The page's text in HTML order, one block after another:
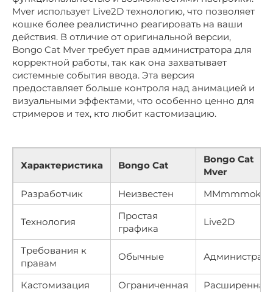
Mver использует Live2D технологию, что позволяет
кошке более реалистично реагировать на ваши
действия. В отличие от оригинальной версии,
Bongo Cat Mver требует прав администратора для
корректной работы, так как она захватывает
системные события ввода. Эта версия
предоставляет больше контроля над анимацией и
визуальными эффектами, что особенно ценно для
стримеров и тех, кто любит кастомизацию.
Характеристика Bongo Cat
Bongo Cat
Mver
Разработчик
Неизвестен MMmmmoko
Технология
Простая
графика
Live2D
Требования к
правам
Обычные
Кастомизация Ограниченная
Расширенная